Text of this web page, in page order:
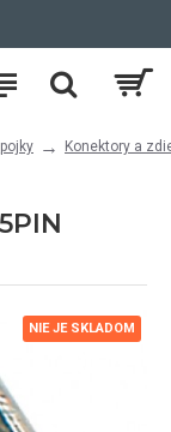
Konektory a
NIE JE SKLADOM